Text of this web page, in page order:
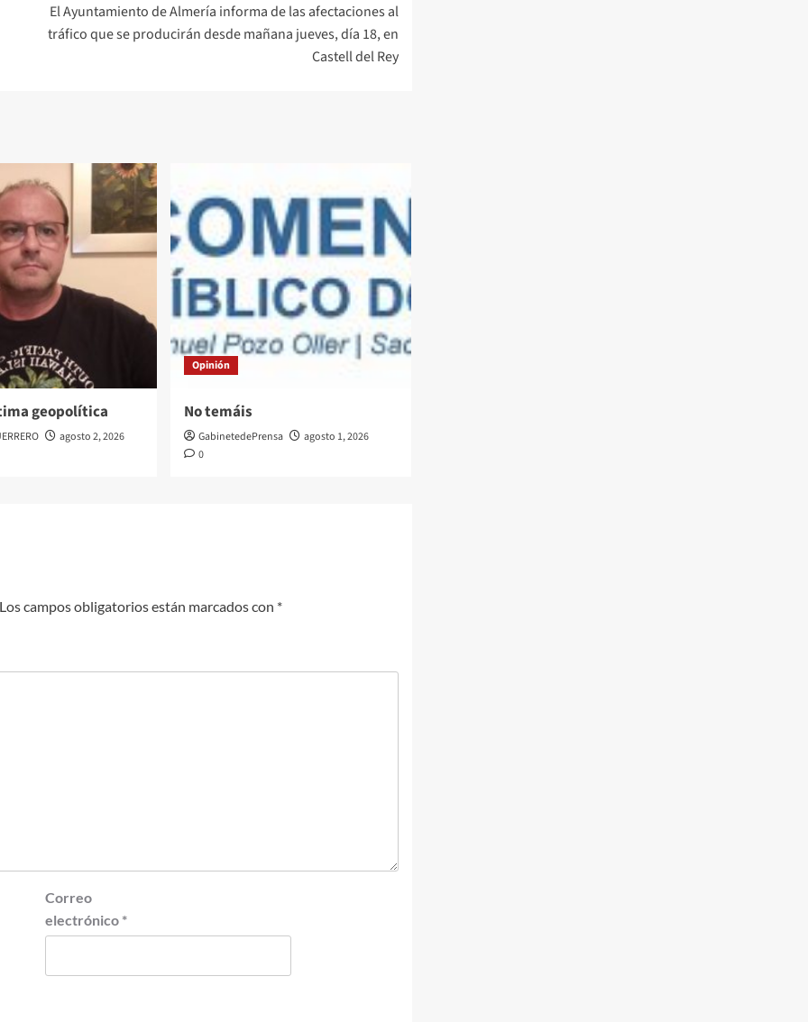
El Ayuntamiento de Almería informa de las afectaciones al
tráfico que se producirán desde mañana jueves, día 18, en
Castell del Rey
geopolítica
agosto 2, 2026
Opinión
No temáis
GabinetedePrensa
agosto 1, 2026
0
Los campos obligatorios están marcados con *
Correo
electrónico *